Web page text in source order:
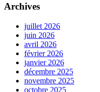
Archives
juillet 2026
juin 2026
avril 2026
février 2026
janvier 2026
décembre 2025
novembre 2025
octobre 2025